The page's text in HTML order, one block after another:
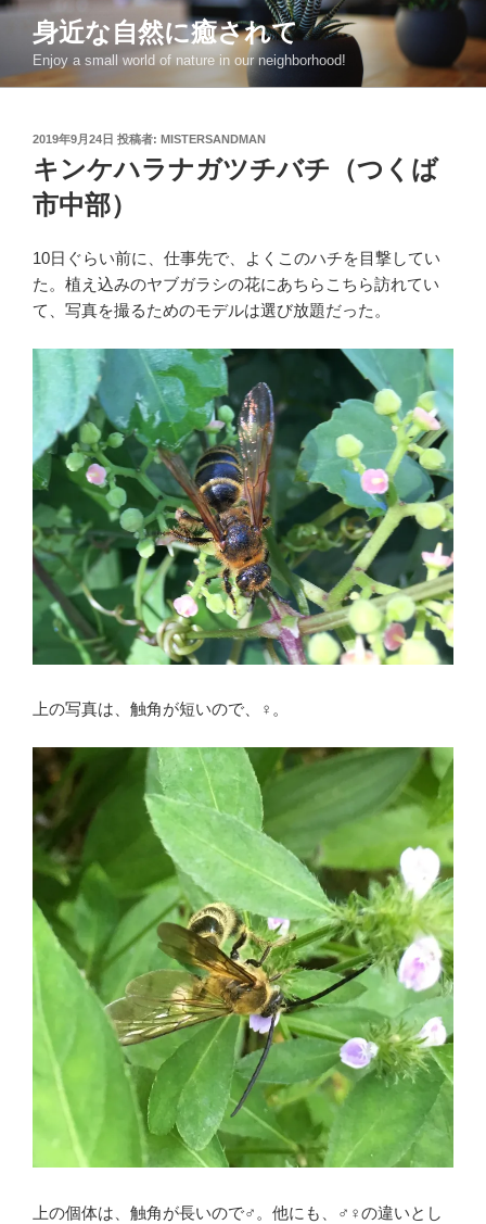
コ
ン
身近な自然に癒されて
Enjoy a small world of nature in our neighborhood!
投
稿
日:
2019年9月24日 投稿者: MISTERSANDMAN
キンケハラナガツチバチ（つくば
市中部）
10日ぐらい前に、仕事先で、よくこのハチを目撃してい
た。植え込みのヤブガラシの花にあちらこちら訪れてい
て、写真を撮るためのモデルは選び放題だった。
上の写真は、触角が短いので、♀。
上の個体は、触角が長いので♂。他にも、♂♀の違いとし